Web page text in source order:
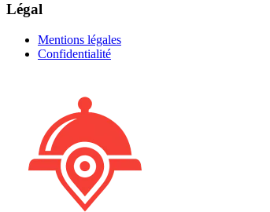
Légal
Mentions légales
Confidentialité